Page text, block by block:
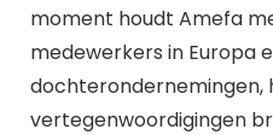
moment houdt Amefa
medewerkers in Europa
dochterondernemingen,
vertegenwoordigingen